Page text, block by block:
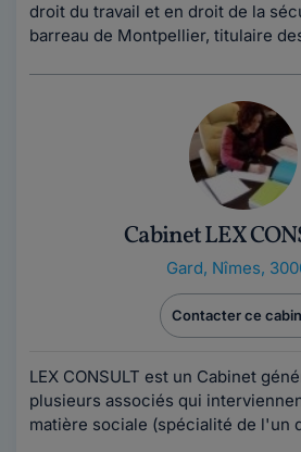
droit du travail et en droit de la
barreau de Montpellier, titulaire
Cabinet LEX
Gard, Nîmes,
Contacter ce
LEX CONSULT est un Cabinet
plusieurs associés qui
matière sociale (spécialité de l'un